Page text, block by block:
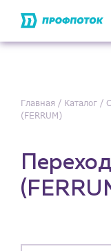
Главная Каталог
(FERRUM)